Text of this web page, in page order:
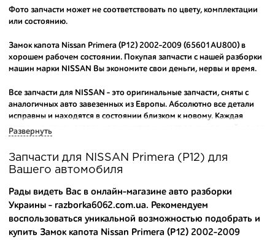
Фото запчасти может не соответствовать по цвету, комплектации
или состоянию.
Замок капота Nissan Primera (P12) 2002-2009 (65601AU800) в
хорошем рабочем состоянии. Покупая запчасти с нашей разборки
машин марки NISSAN Вы экономите свои деньги, нервы и время.
Все запчасти для NISSAN - это оригинальные запчасти, сняты с
аналогичных авто завезенных из Европы. Абсолютно все детали
исправны и находятся в состоянии близком к новому. Каждая
деталь на нашем складе маркируется и имеет оригинальный номер
Вашему вниманию предлагаем широкий ассортимент
автозапчастей для NISSAN Primera (P12) 2002-2009
популярных марок. Мы продаем оригинальные и
высококачественные запчасти, отказываясь от контрафактных
аналогов.
Многие наши оптовые клиенты рекомендуют именно нашу
Развернуть
Запчасти для NISSAN Primera (P12) для
Вашего автомобиля
Рады видеть Вас в онлайн-магазине авто разборки
Украины - razborka6062.com.ua. Рекомендуем
воспользоваться уникальной возможностью подобрать и
купить Замок капота Nissan Primera (P12) 2002-2009